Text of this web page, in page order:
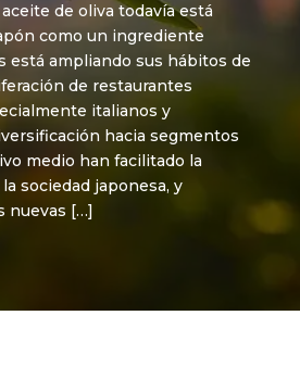
de oliva todavía está
como un ingrediente
está ampliando sus hábitos de
de restaurantes
italianos y
hacia segmentos
medio han facilitado la
sociedad japonesa, y
nuevas […]